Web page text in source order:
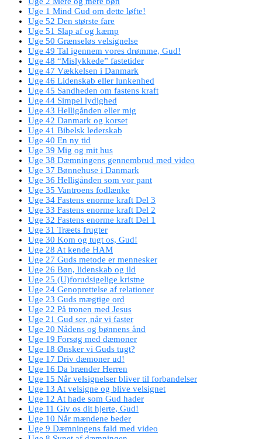
Uge 1 Mind Gud om dette løfte!
Uge 52 Den største fare
Uge 51 Slap af og kæmp
Uge 50 Grænseløs velsignelse
Uge 49 Tal igennem vores drømme, Gud!
Uge 48 “Mislykkede” fastetider
Uge 47 Vækkelsen i Danmark
Uge 46 Lidenskab eller lunkenhed
Uge 45 Sandheden om fastens kraft
Uge 44 Simpel lydighed
Uge 43 Helligånden eller mig
Uge 42 Danmark og korset
Uge 41 Bibelsk lederskab
Uge 40 En ny tid
Uge 39 Mig og mit hus
Uge 38 Dæmningens gennembrud med video
Uge 37 Bønnehuse i Danmark
Uge 36 Helligånden som vor pant
Uge 35 Vantroens fodlænke
Uge 34 Fastens enorme kraft Del 3
Uge 33 Fastens enorme kraft Del 2
Uge 32 Fastens enorme kraft Del 1
Uge 31 Træets frugter
Uge 30 Kom og tugt os, Gud!
Uge 28 At kende HAM
Uge 27 Guds metode er mennesker
Uge 26 Bøn, lidenskab og ild
Uge 25 (U)forudsigelige kristne
Uge 24 Genoprettelse af relationer
Uge 23 Guds mægtige ord
Uge 22 På tronen med Jesus
Uge 21 Gud ser, når vi faster
Uge 20 Nådens og bønnens ånd
Uge 19 Forsøg med dæmoner
Uge 18 Ønsker vi Guds tugt?
Uge 17 Driv dæmoner ud!
Uge 16 Da brænder Herren
Uge 15 Når velsignelser bliver til forbandelser
Uge 13 At velsigne og blive velsignet
Uge 12 At hade som Gud hader
Uge 11 Giv os dit hjerte, Gud!
Uge 10 Når mændene beder
Uge 9 Dæmningens fald med video